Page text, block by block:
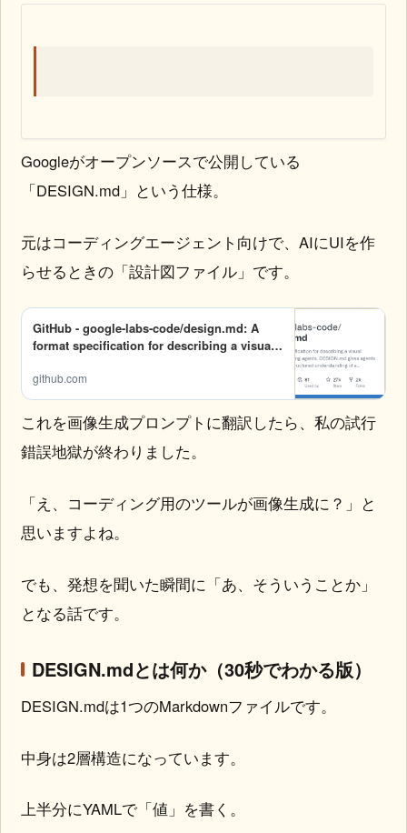
Googleがオープンソースで公開している
「DESIGN.md」という仕様。
元はコーディングエージェント向けで、AIにUIを作
らせるときの「設計図ファイル」です。
GitHub - google-labs-code/design.md: A
format specification for describing a visual
agents a persistent, structured
understanding of a design system.
github.com
これを画像生成プロンプトに翻訳したら、私の試行
錯誤地獄が終わりました。
「え、コーディング用のツールが画像生成に？」と
思いますよね。
でも、発想を聞いた瞬間に「あ、そういうことか」
となる話です。
DESIGN.mdとは何か（30秒でわかる版）
DESIGN.mdは1つのMarkdownファイルです。
中身は2層構造になっています。
上半分にYAMLで「値」を書く。